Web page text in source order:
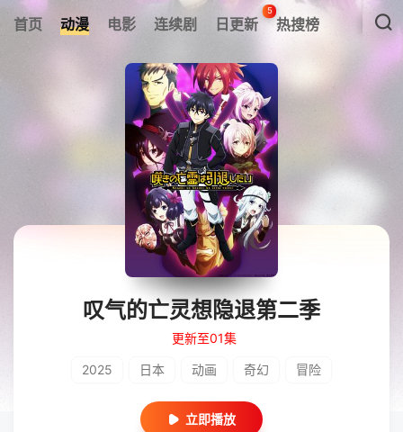
首页 动漫 电影 连续剧 日更新
5
热搜榜
叹气的亡灵想隐退第二季
更新至01集
2025 日本 动画 奇幻 冒险
立即播放